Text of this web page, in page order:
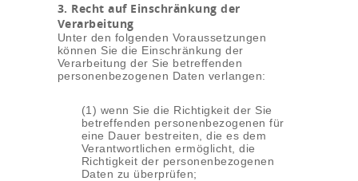
3. Recht auf Einschränkung der
Verarbeitung
Unter den folgenden Voraussetzungen
können Sie die Einschränkung der
Verarbeitung der Sie betreffenden
personenbezogenen Daten verlangen:
(1) wenn Sie die Richtigkeit der Sie
betreffenden personenbezogenen für
eine Dauer bestreiten, die es dem
Verantwortlichen ermöglicht, die
Richtigkeit der personenbezogenen
Daten zu überprüfen;